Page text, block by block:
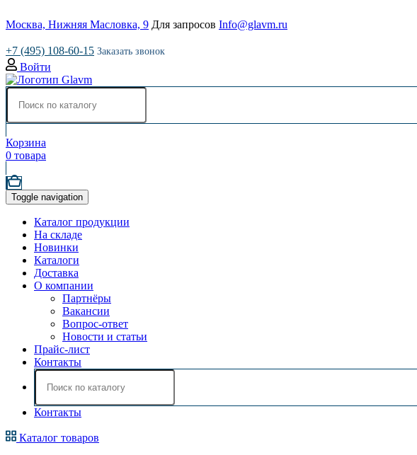
Москва, Нижняя Масловка, 9 Для запросов Info@glavm.ru
+7 (495) 108-60-15 Заказать звонок
Войти
Корзина
0 товара
Toggle navigation
Каталог продукции
На складе
Новинки
Каталоги
Доставка
О компании
Партнёры
Вакансии
Вопрос-ответ
Новости и статьи
Прайс-лист
Контакты
Контакты
Каталог товаров